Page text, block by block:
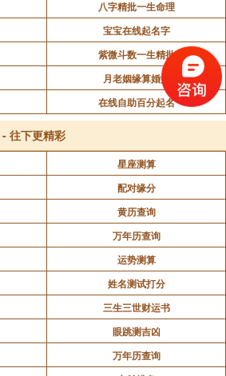
八字精批一生命理
宝宝在线起名字
紫微斗数一生精批
月老姻缘算婚姻
在线自助百分起名
往下更精彩
星座测算
配对缘分
黄历查询
万年历查询
运势测算
姓名测试打分
三生三世财运书
眼跳测吉凶
万年历查询